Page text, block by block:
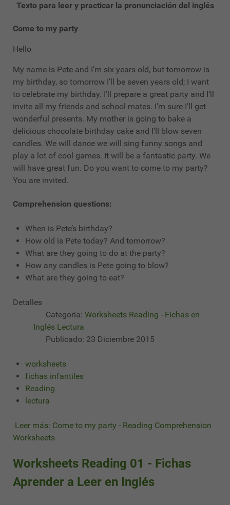
Texto para leer y practicar la pronunciación del inglés
Come to my party
Hello
My name is Pete and I’m six years old, but tomorrow is
my birthday, so tomorrow I’ll be seven years old; I want
to celebrate my birthday. I’ll prepare a great party and I’ll
invite all my friends and school mates. I’m sure I’ll get
wonderful presents. My mother is going to bake a
delicious chocolate birthday cake and I’ll blow seven
candles. We will dance we will sing funny songs and
play a lot of cool games. It will be a fantastic party. We
will have great fun. Do you want to come to my party?
You are invited.
Comprehension questions:
When is Pete’s birthday?
How old is Pete today? And tomorrow?
What are they going to do at the party?
How any candles is Pete going to blow?
What are they going to eat?
Detalles
Categoría: Worksheets Reading - Fichas en
Inglés Lectura
Publicado: 23 Diciembre 2015
worksheets
fichas infantiles
Reading
lectura
Leer más: Come to my party - Reading Comprehension
Worksheets
Worksheets Reading 01 - Fichas
Aprender a Leer en Inglés